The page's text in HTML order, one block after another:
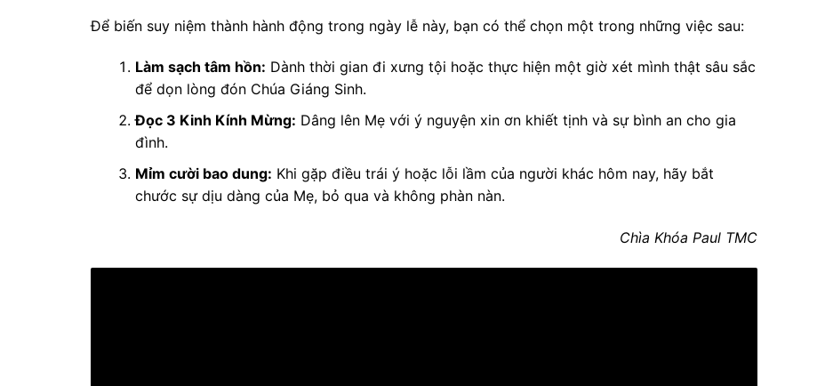
Để biến suy niệm thành hành động trong ngày lễ này, bạn có thể chọn một trong những việc sau:
Làm sạch tâm hồn: Dành thời gian đi xưng tội hoặc thực hiện một giờ xét mình thật sâu sắc
để dọn lòng đón Chúa Giáng Sinh.
Đọc 3 Kinh Kính Mừng: Dâng lên Mẹ với ý nguyện xin ơn khiết tịnh và sự bình an cho gia
đình.
Mỉm cười bao dung: Khi gặp điều trái ý hoặc lỗi lầm của người khác hôm nay, hãy bắt
chước sự dịu dàng của Mẹ, bỏ qua và không phàn nàn.
Chìa Khóa Paul TMC